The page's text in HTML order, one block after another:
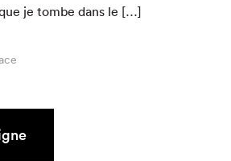
je tombe dans le […]